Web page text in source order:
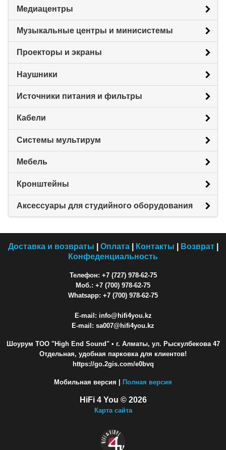
Медиацентры
Музыкальные центры и минисистемы
Проекторы и экраны
Наушники
Источники питания и фильтры
Кабели
Системы мультирум
Мебель
Кронштейны
Аксессуары для студийного оборудования
Доставка и возвраты Оплата| Контакты Возврат|
Конфеденциальность
Телефон: +7 (727) 978-62-75
Моб.: +7 (700) 978-62-75
Whatsapp: +7 (700) 978-62-75
E-mail: info@hifi4you.kz
E-mail: sa007@hifi4you.kz
Шоурум ТОО "High End Sound"• г. Алматы, ул. Рыскулбекова 47
Отдельная, удобная парковка для клиентов!
https://go.2gis.com/e0bvq
Мобильная версия | Полная версия
HiFi 4 You © 2026
Карта сайта